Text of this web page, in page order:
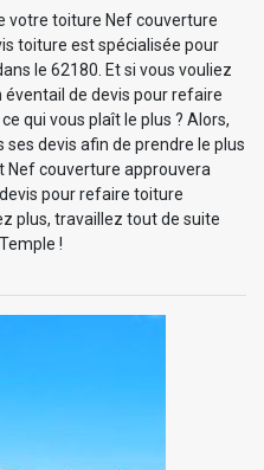
votre toiture Nef couverture
toiture est spécialisée pour
le 62180. Et si vous vouliez
de devis pour refaire
qui vous plaît le plus ? Alors,
devis afin de prendre le plus
Nef couverture approuvera
pour refaire toiture
plus, travaillez tout de suite
!